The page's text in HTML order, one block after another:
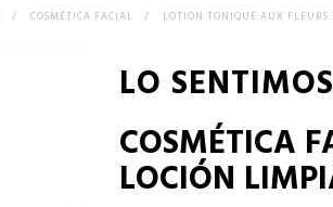
> COSMÉTICA FACIAL > LOTION TONIQUE AUX
LO
COSMÉTICA
LOCIÓN